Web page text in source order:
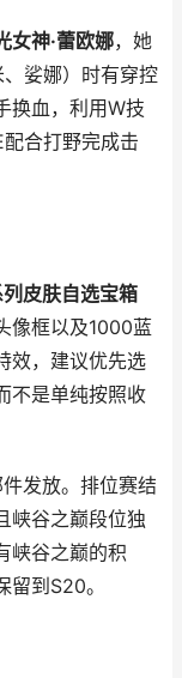
女神·蕾欧娜，她
娑娜）时有穿控
换血，利用W技
合打野完成击
皮肤自选宝箱
像框以及1000蓝
效，建议优先选
不是单纯按照收
发放。排位赛结
峡谷之巅段位独
峡谷之巅的积
到S20。